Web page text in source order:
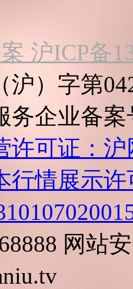
沪ICP备
沪）字第
务企业备案
许可证：
行情展示许
网站